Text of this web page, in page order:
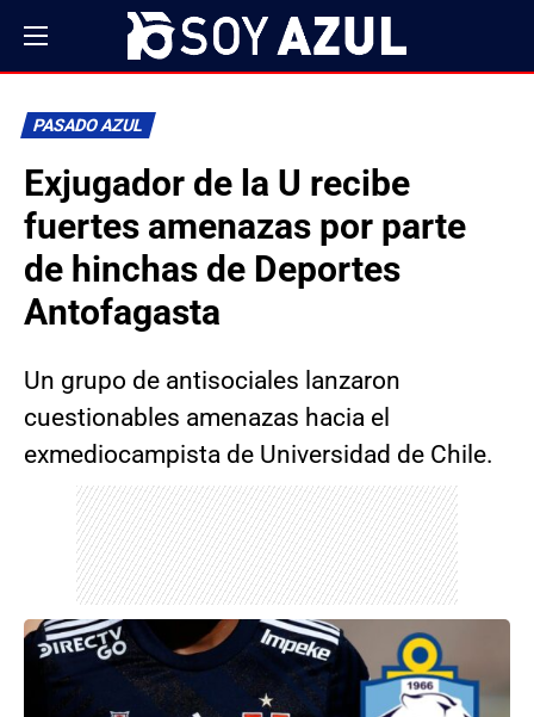
PASADO AZUL
Exjugador de la U recibe
fuertes amenazas por parte
de hinchas de Deportes
Antofagasta
Un grupo de antisociales lanzaron
cuestionables amenazas hacia el
exmediocampista de Universidad de Chile.